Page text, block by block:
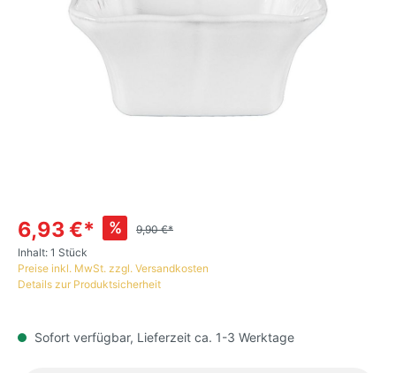
6,93 €* %
9,90 €*
Inhalt: 1 Stück
Preise inkl. MwSt. zzgl. Versandkosten
Details zur Produktsicherheit
Sofort verfügbar, Lieferzeit ca. 1-3 Werktage